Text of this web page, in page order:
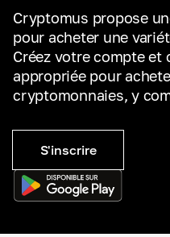
Cryptomus propose
pour acheter une
Créez votre compte et
appropriée pour
cryptomonnaies, y
S'inscrire